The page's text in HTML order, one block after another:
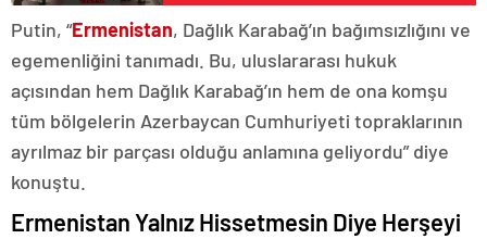
Çabası”
Putin, “Ermenistan, Dağlık Karabağ’ın bağımsızlığını ve
egemenliğini tanımadı. Bu, uluslararası hukuk
açısından hem Dağlık Karabağ’ın hem de ona komşu
tüm bölgelerin Azerbaycan Cumhuriyeti topraklarının
ayrılmaz bir parçası olduğu anlamına geliyordu” diye
konuştu.
Ermenistan Yalnız Hissetmesin Diye Herşeyi